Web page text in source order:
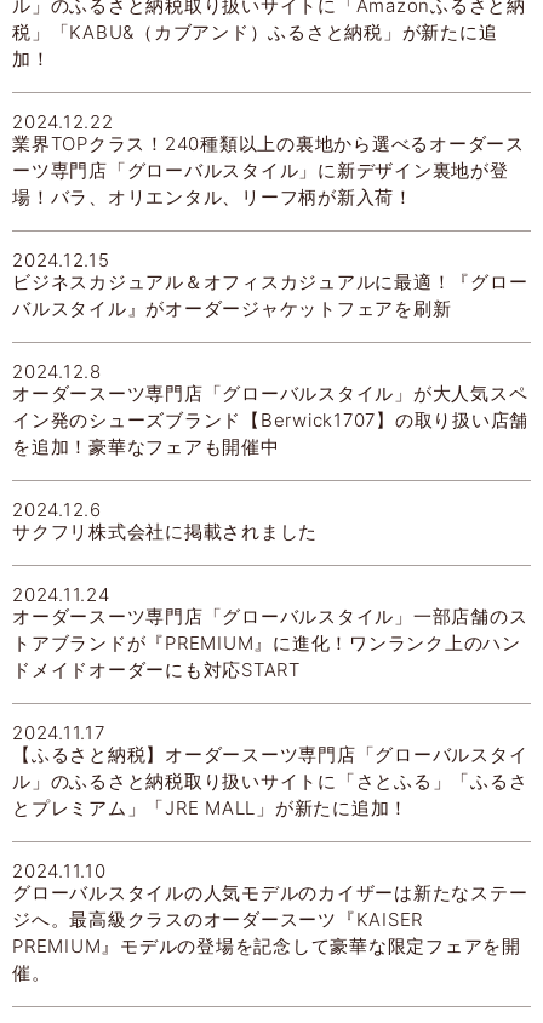
ル」のふるさと納税取り扱いサイトに「Amazonふるさと納
税」「KABU&（カブアンド）ふるさと納税」が新たに追
加！
2024.12.22
業界TOPクラス！240種類以上の裏地から選べるオーダース
ーツ専門店「グローバルスタイル」に新デザイン裏地が登
場！バラ、オリエンタル、リーフ柄が新入荷！
2024.12.15
ビジネスカジュアル＆オフィスカジュアルに最適！『グロー
バルスタイル』がオーダージャケットフェアを刷新
2024.12.8
オーダースーツ専門店「グローバルスタイル」が大人気スペ
イン発のシューズブランド【Berwick1707】の取り扱い店舗
を追加！豪華なフェアも開催中
2024.12.6
サクフリ株式会社に掲載されました
2024.11.24
オーダースーツ専門店「グローバルスタイル」一部店舗のス
トアブランドが『PREMIUM』に進化！ワンランク上のハン
ドメイドオーダーにも対応START
2024.11.17
【ふるさと納税】オーダースーツ専門店「グローバルスタイ
ル」のふるさと納税取り扱いサイトに「さとふる」「ふるさ
とプレミアム」「JRE MALL」が新たに追加！
2024.11.10
グローバルスタイルの人気モデルのカイザーは新たなステー
ジへ。最高級クラスのオーダースーツ『KAISER
PREMIUM』モデルの登場を記念して豪華な限定フェアを開
催。